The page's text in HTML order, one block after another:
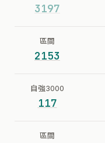
3197
區間
2153
自強3000
117
區間